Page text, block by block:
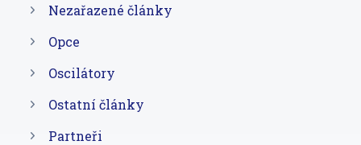
Nezařazené články
Opce
Oscilátory
Ostatní články
Partneři